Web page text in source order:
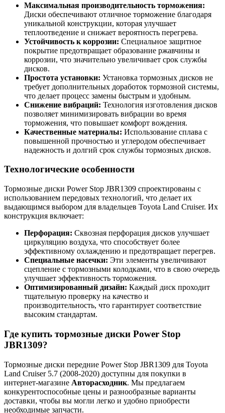
Максимальная производительность торможения:
Диски обеспечивают отличное торможение благодаря
уникальной конструкции, которая улучшает
теплоотведение и снижает вероятность перегрева.
Устойчивость к коррозии: Специальное защитное
покрытие предотвращает образование ржавчины и
коррозии, что значительно увеличивает срок службы
дисков.
Простота установки: Установка тормозных дисков не
требует дополнительных доработок тормозной системы,
что делает процесс замены быстрым и удобным.
Снижение вибраций: Технология изготовления дисков
позволяет минимизировать вибрации во время
торможения, что повышает комфорт вождения.
Качественные материалы: Использование сплава с
повышенной прочностью и углеродом обеспечивает
надежность и долгий срок службы тормозных дисков.
Технологические особенности
Тормозные диски Power Stop JBR1309 спроектированы с
использованием передовых технологий, что делает их
выдающимся выбором для владельцев Toyota Land Cruiser. Их
конструкция включает:
Перфорация: Сквозная перфорация дисков улучшает
циркуляцию воздуха, что способствует более
эффективному охлаждению и предотвращает перегрев.
Специальные насечки: Эти элементы увеличивают
сцепление с тормозными колодками, что в свою очередь
улучшает эффективность торможения.
Оптимизированный дизайн: Каждый диск проходит
тщательную проверку на качество и
производительность, что гарантирует соответствие
высоким стандартам.
Где купить тормозные диски Power Stop
JBR1309?
Тормозные диски передние Power Stop JBR1309 для Toyota
Land Cruiser 5.7 (2008-2020) доступны для покупки в
интернет-магазине Авторасходник. Мы предлагаем
конкурентоспособные цены и разнообразные варианты
доставки, чтобы вы могли легко и удобно приобрести
необходимые запчасти.